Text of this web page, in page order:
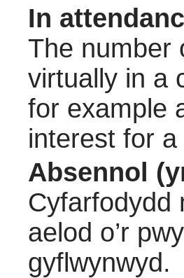
In
The number
virtually in a
for example
interest for
Absennol
Cyfarfodydd
aelod o’r
gyflwynwyd.